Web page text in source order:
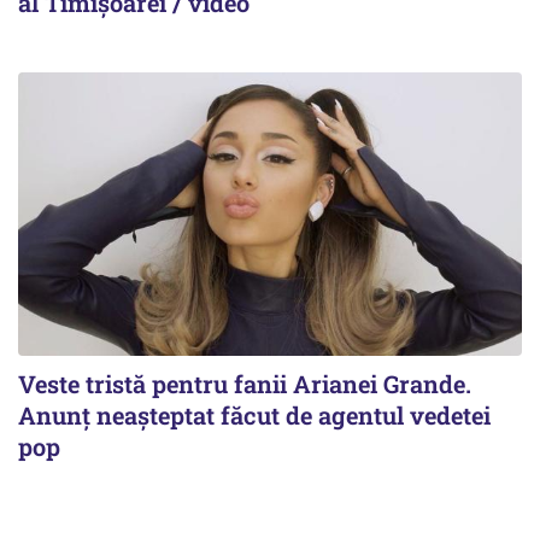
Veste tristă pentru fanii Arianei Grande.
Anunț neașteptat făcut de agentul vedetei
pop